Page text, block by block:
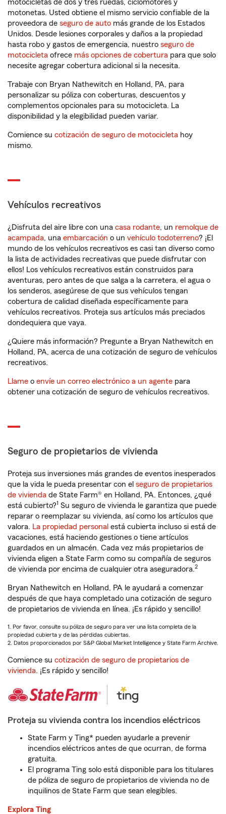
motocicletas de dos y tres ruedas, ciclomotores y
motonetas. Usted obtiene el mismo servicio confiable de la
proveedora de seguro de auto más grande de los Estados
Unidos. Desde lesiones corporales y daños a la propiedad
hasta robo y gastos de emergencia, nuestro seguro de
motocicleta ofrece más opciones de cobertura para que solo
necesite agregar cobertura adicional si la necesita.
Trabaje con Bryan Nathewitch en Holland, PA, para
personalizar su póliza con coberturas, descuentos y
complementos opcionales para su motocicleta. La
disponibilidad y la elegibilidad pueden variar.
Comience su cotización de seguro de motocicleta hoy
mismo.
Vehículos recreativos
¿Disfruta del aire libre con una casa rodante, un remolque de
acampada, una embarcación o un vehículo todoterreno? ¡El
mundo de los vehículos recreativos es casi tan diverso como
la lista de actividades recreativas que puede disfrutar con
ellos! Los vehículos recreativos están construidos para
aventuras, pero antes de que salga a la carretera, el agua o
los senderos, asegúrese de que sus vehículos tengan
cobertura de calidad diseñada específicamente para
vehículos recreativos. Proteja sus artículos más preciados
dondequiera que vaya.
¿Quiere más información? Pregunte a Bryan Nathewitch en
Holland, PA, acerca de una cotización de seguro de vehículos
recreativos.
Llame o envíe un correo electrónico a un agente para
obtener una cotización de seguro de vehículos recreativos.
Seguro de propietarios de vivienda
Proteja sus inversiones más grandes de eventos inesperados
que la vida le pueda presentar con el seguro de propietarios
de vivienda de State Farm® en Holland, PA. Entonces, ¿qué
está cubierto?1 Su seguro de vivienda le garantiza que puede
reparar o reemplazar su vivienda, así como los artículos que
valora. La propiedad personal está cubierta incluso si está de
vacaciones, está haciendo gestiones o tiene artículos
guardados en un almacén. Cada vez más propietarios de
vivienda eligen a State Farm como su compañía de seguros
de vivienda por encima de cualquier otra aseguradora.2
Bryan Nathewitch en Holland, PA le ayudará a comenzar
después de que haya completado una cotización de seguro
de propietarios de vivienda en línea. ¡Es rápido y sencillo!
1. Por favor, consulte su póliza de seguro para ver una lista completa de la
propiedad cubierta y de las pérdidas cubiertas.
2. Datos proporcionados por S&P Global Market Intelligence y State Farm Archive.
Comience su cotización de seguro de propietarios de
vivienda. ¡Es rápido y sencillo!
Proteja su vivienda contra los incendios eléctricos
State Farm y Ting* pueden ayudarle a prevenir
incendios eléctricos antes de que ocurran, de forma
gratuita.
El programa Ting solo está disponible para los titulares
de póliza de seguro de propietarios de vivienda no de
inquilinos de State Farm que sean elegibles.
Explora Ting